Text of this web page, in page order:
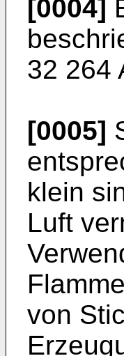
[0004]
32 264
[0005]
klein
Luft
von